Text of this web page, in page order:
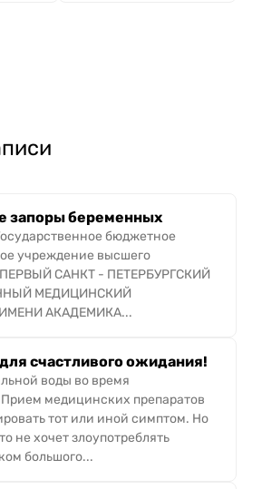
запоры беременных
бюджетное
учреждение высшего
САНКТ - ПЕТЕРБУРГСКИЙ
МЕДИЦИНСКИЙ
АКАДЕМИКА...
счастливого ожидания!
воды во время
медицинских препаратов
тот или иной симптом. Но
не хочет злоупотреблять
большого...